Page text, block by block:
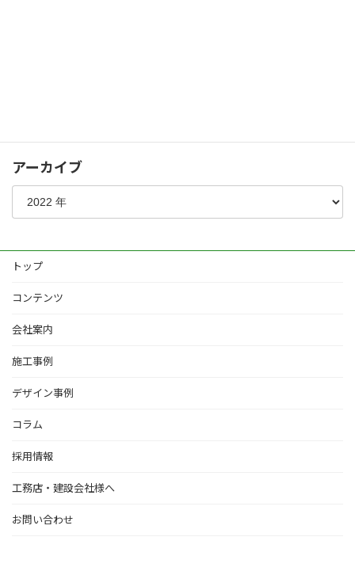
アーカイブ
トップ
コンテンツ
会社案内
施工事例
デザイン事例
コラム
採用情報
工務店・建設会社様へ
お問い合わせ